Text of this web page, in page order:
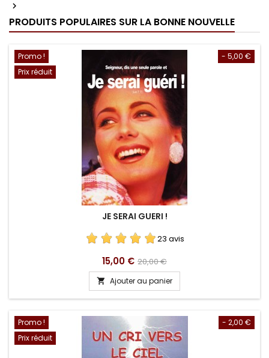

PRODUITS POPULAIRES SUR LA BONNE NOUVELLE
- 5,00 €
Promo !
Prix réduit
JE SERAI GUERI !
23 avis
Prix
15,00 € Prix
de
base
20,00 €
 Ajouter au panier
- 2,00 €
Promo !
Prix réduit